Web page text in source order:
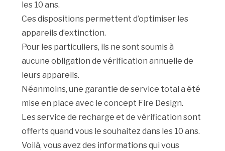
les 10 ans.
Ces dispositions permettent d’optimiser les
appareils d’extinction.
Pour les particuliers, ils ne sont soumis à
aucune obligation de vérification annuelle de
leurs appareils.
Néanmoins, une garantie de service total a été
mise en place avec le concept Fire Design.
Les service de recharge et de vérification sont
offerts quand vous le souhaitez dans les 10 ans.
Voilà, vous avez des informations qui vous